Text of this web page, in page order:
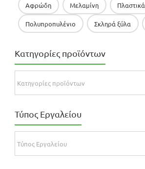
Αφρώδη Μελαμίνη Πλαστικά
Πολυπροπυλένιο Σκληρά ξύλα
Κατηγορίες προϊόντων
Τύπος Εργαλείου